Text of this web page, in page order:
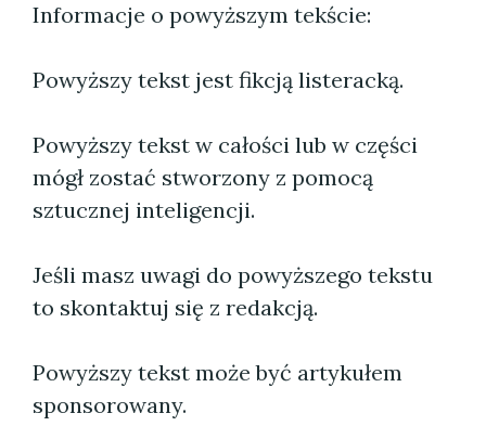
Informacje o powyższym tekście:
Powyższy tekst jest fikcją listeracką.
Powyższy tekst w całości lub w części
mógł zostać stworzony z pomocą
sztucznej inteligencji.
Jeśli masz uwagi do powyższego tekstu
to skontaktuj się z redakcją.
Powyższy tekst może być artykułem
sponsorowany.